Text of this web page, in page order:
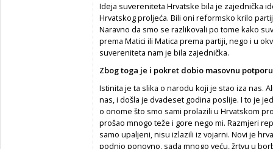
Ideja suvereniteta Hrvatske bila je zajednička
Hrvatskog proljeća. Bili oni reformsko krilo
Naravno da smo se razlikovali po tome kako
prema Matici ili Matica prema partiji, nego i u
suvereniteta nam je bila zajednička.
Zbog toga je i pokret dobio masovnu
Istinita je ta slika o narodu koji je stao iza nas.
nas, i došla je dvadeset godina poslije. I to je
o onome što smo sami prolazili u Hrvatskom
prošao mnogo teže i gore nego mi. Razmjeri
samo upaljeni, nisu izlazili iz vojarni. Novi je
podnio ponovno, sada mnogo veću, žrtvu u